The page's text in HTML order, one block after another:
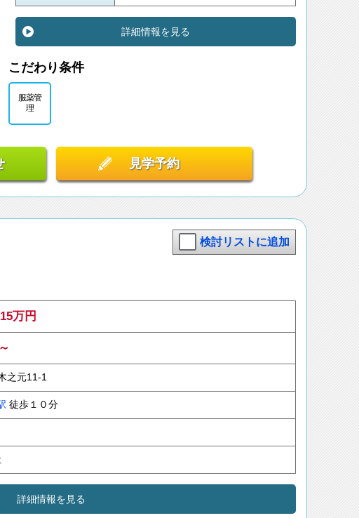
詳細情報を見る
こだわり条件
服薬管
理
見学予約
検討リストに追加
万円
之元11-1
徒歩１０分
詳細情報を見る